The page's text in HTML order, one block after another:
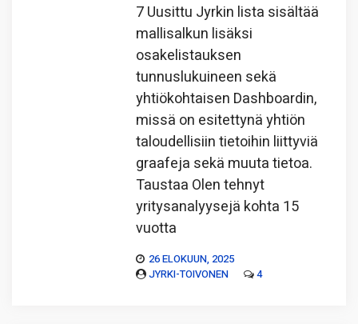
7 Uusittu Jyrkin lista sisältää
mallisalkun lisäksi
osakelistauksen
tunnuslukuineen sekä
yhtiökohtaisen Dashboardin,
missä on esitettynä yhtiön
taloudellisiin tietoihin liittyviä
graafeja sekä muuta tietoa.
Taustaa Olen tehnyt
yritysanalyysejä kohta 15
vuotta
26 ELOKUUN, 2025
JYRKI-TOIVONEN
4